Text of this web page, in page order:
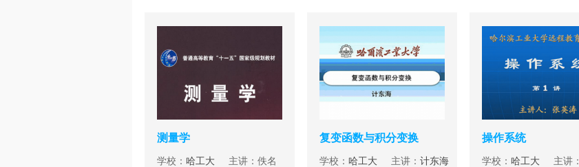
测量学
学校： 哈工大 主讲：佚名
复变函数与积分变换
学校： 哈工大 主讲： 计东海
操作系统
学校： 哈工大 主讲：